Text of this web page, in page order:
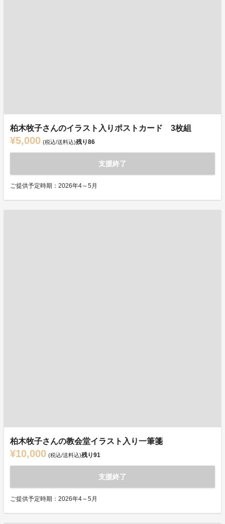
柏木牧子さんのイラスト入りポストカード 3枚組
¥5,000 (税込/送料込)残り86
支援終了
ご提供予定時期：2026年4～5月
柏木牧子さんの教会堂イラスト入り一筆箋
¥10,000 (税込/送料込)残り91
支援終了
ご提供予定時期：2026年4～5月